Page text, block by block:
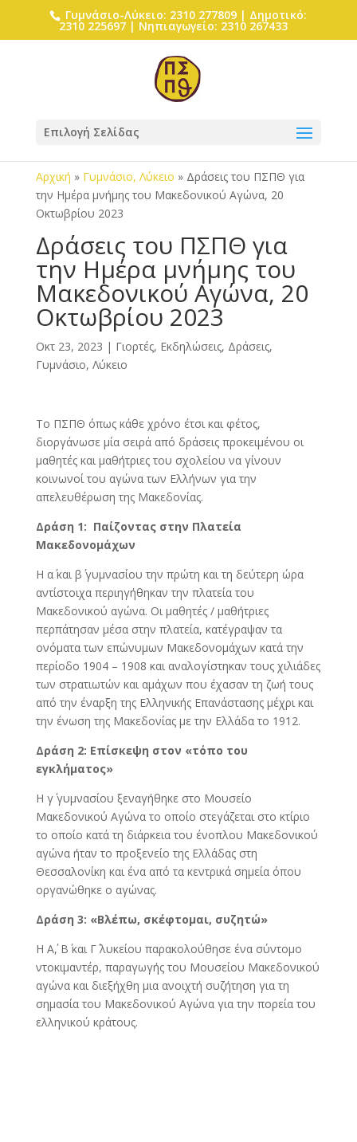
Γυμνάσιο-Λύκειο: 2310 277809 | Δημοτικό:
2310 225697 | Νηπιαγωγείο: 2310 267433
Επιλογή Σελίδας
Αρχική » Γυμνάσιο, Λύκειο » Δράσεις του ΠΣΠΘ για
την Hμέρα μνήμης του Μακεδονικού Αγώνα, 20
Οκτωβρίου 2023
Δράσεις του ΠΣΠΘ για
την Hμέρα μνήμης του
Μακεδονικού Αγώνα, 20
Οκτωβρίου 2023
Οκτ 23, 2023 | Γιορτές, Εκδηλώσεις, Δράσεις,
Γυμνάσιο, Λύκειο
Το ΠΣΠΘ όπως κάθε χρόνο έτσι και φέτος,
διοργάνωσε μία σειρά από δράσεις προκειμένου οι
μαθητές και μαθήτριες του σχολείου να γίνουν
κοινωνοί του αγώνα των Ελλήνων για την
απελευθέρωση της Μακεδονίας.
Δράση 1: Παίζοντας στην Πλατεία
Μακεδονομάχων
Η α΄ και β΄ γυμνασίου την πρώτη και τη δεύτερη ώρα
αντίστοιχα περιηγήθηκαν την πλατεία του
Μακεδονικού αγώνα. Οι μαθητές / μαθήτριες
περπάτησαν μέσα στην πλατεία, κατέγραψαν τα
ονόματα των επώνυμων Μακεδονομάχων κατά την
περίοδο 1904 – 1908 και αναλογίστηκαν τους χιλιάδες
των στρατιωτών και αμάχων που έχασαν τη ζωή τους
από την έναρξη της Ελληνικής Επανάστασης μέχρι και
την ένωση της Μακεδονίας με την Ελλάδα το 1912.
Δράση 2: Επίσκεψη στον «τόπο του
εγκλήματος»
Η γ΄ γυμνασίου ξεναγήθηκε στο Μουσείο
Μακεδονικού Αγώνα το οποίο στεγάζεται στο κτίριο
το οποίο κατά τη διάρκεια του ένοπλου Μακεδονικού
αγώνα ήταν το προξενείο της Ελλάδας στη
Θεσσαλονίκη και ένα από τα κεντρικά σημεία όπου
οργανώθηκε ο αγώνας.
Δράση 3: «Βλέπω, σκέφτομαι, συζητώ»
Η Α΄, Β΄ και Γ΄ λυκείου παρακολούθησε ένα σύντομο
ντοκιμαντέρ, παραγωγής του Μουσείου Μακεδονικού
αγώνα και διεξήχθη μια ανοιχτή συζήτηση για τη
σημασία του Μακεδονικού Αγώνα για την πορεία του
ελληνικού κράτους.